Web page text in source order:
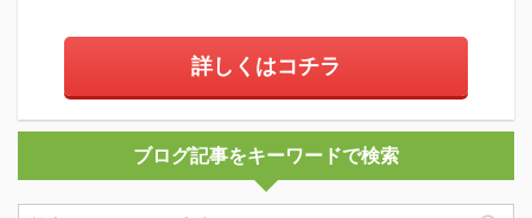
詳しくはコチラ
ブログ記事をキーワードで検索